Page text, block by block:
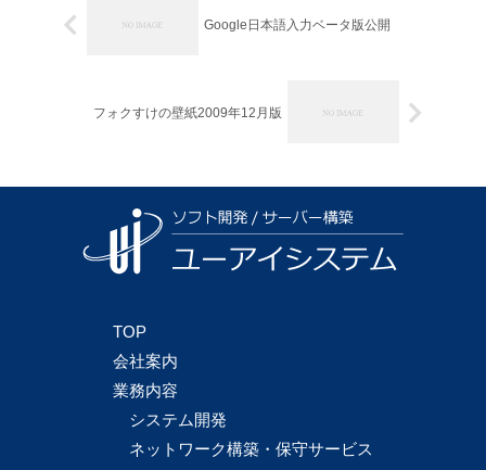
Google日本語入力ベータ版公開
フォクすけの壁紙2009年12月版
TOP
会社案内
業務内容
システム開発
ネットワーク構築・保守サービス